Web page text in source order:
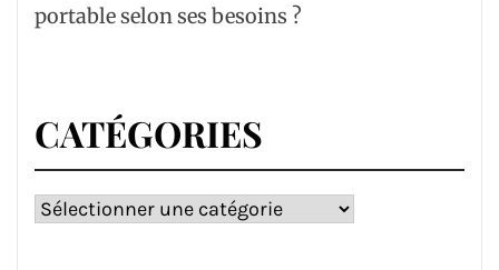
portable selon ses besoins ?
CATÉGORIES
Catégories